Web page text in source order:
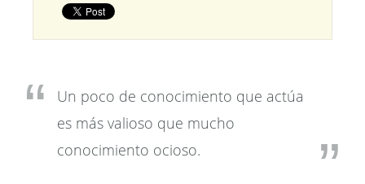
Un poco de conocimiento que actúa
es más valioso que mucho
conocimiento ocioso.